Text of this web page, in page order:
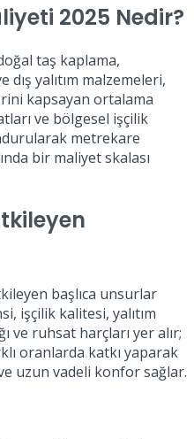
2025 Nedir?
taş kaplama,
dış yalıtım malzemeleri,
kapsayan ortalama
ve bölgesel işçilik
metrekare
bir maliyet skalası
başlıca unsurlar
işçilik kalitesi, yalıtım
ve ruhsat harçları yer alır;
oranlarda katkı yaparak
uzun vadeli konfor sağlar.